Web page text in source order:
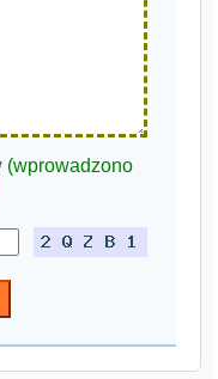
(wprowadzono